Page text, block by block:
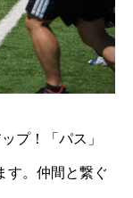
プ！「パス」
す。仲間と繋ぐ